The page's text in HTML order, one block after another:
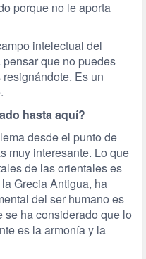
porque no le aporta
intelectual del
que no puedes
Es un
hasta aquí?
desde el punto de
muy interesante. Lo que
de las orientales es
Grecia Antigua, ha
del ser humano es
se ha considerado que lo
es la armonía y la